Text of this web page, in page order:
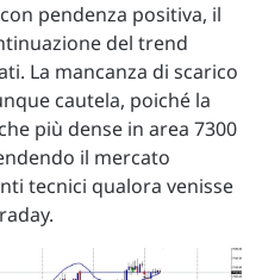
pendenza positiva, il
del trend
La mancanza di scarico
cautela, poiché la
più dense in area 7300
il mercato
tecnici qualora venisse